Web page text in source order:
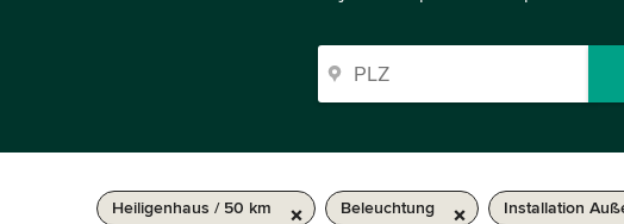
Heiligenhaus / 50 km Beleuchtung Installation